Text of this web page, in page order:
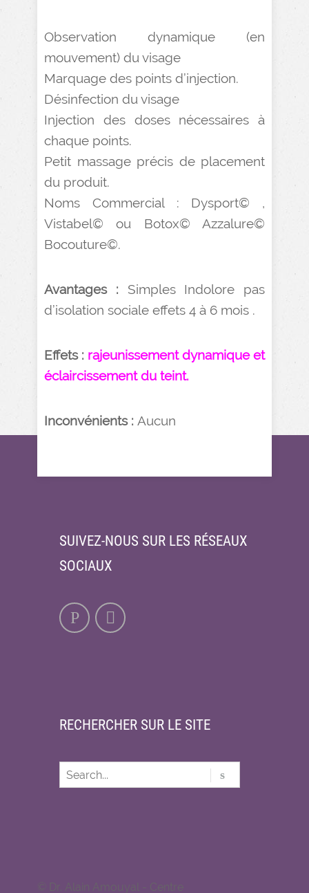
Observation dynamique (en
mouvement) du visage
Marquage des points d’injection.
Désinfection du visage
Injection des doses nécessaires à
chaque points.
Petit massage précis de placement
du produit.
Noms Commercial : Dysport© ,
Vistabel© ou Botox© Azzalure©
Bocouture©.
Avantages : Simples Indolore pas
d’isolation sociale effets 4 à 6 mois .
Effets : rajeunissement dynamique et
éclaircissement du teint.
Inconvénients : Aucun
SUIVEZ-NOUS SUR LES RÉSEAUX
SOCIAUX
RECHERCHER SUR LE SITE
© Dr. Alain Amouyal - Centre